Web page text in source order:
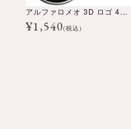
アルファロメオ 3D ロゴ 40mm ラウンド ステッカー
¥1,540(税込)